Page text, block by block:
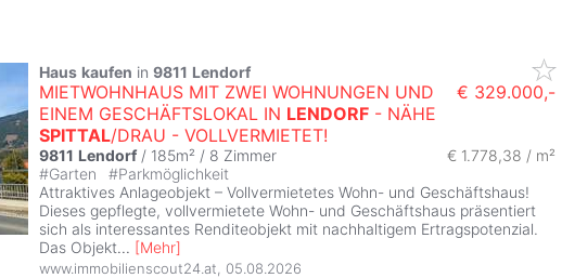
Haus kaufen in 9811 Lendorf
MIETWOHNHAUS MIT ZWEI WOHNUNGEN UND
EINEM GESCHÄFTSLOKAL IN LENDORF - NÄHE
SPITTAL/DRAU - VOLLVERMIETET!
€ 329.000,-
9811 Lendorf / 185m² / 8 Zimmer
€ 1.778,38 / m²
#Garten #Parkmöglichkeit
Attraktives Anlageobjekt – Vollvermietetes Wohn- und Geschäftshaus!
Dieses gepflegte, vollvermietete Wohn- und Geschäftshaus präsentiert
sich als interessantes Renditeobjekt mit nachhaltigem Ertragspotenzial.
Das Objekt... [Mehr]
www.immobilienscout24.at 05.08.2026